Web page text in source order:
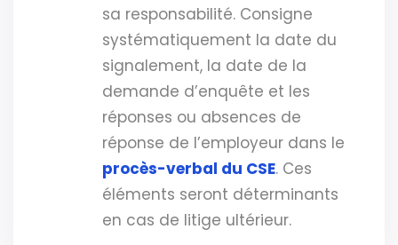
sa responsabilité. Consigne
systématiquement la date du
signalement, la date de la
demande d’enquête et les
réponses ou absences de
réponse de l’employeur dans le
procès-verbal du CSE. Ces
éléments seront déterminants
en cas de litige ultérieur.